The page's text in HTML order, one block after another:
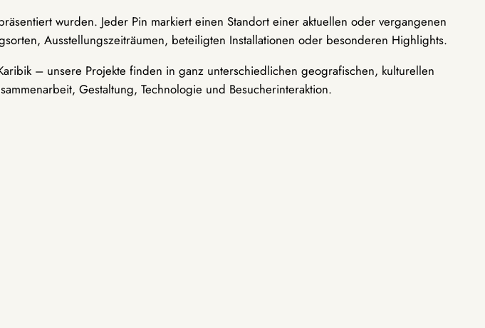
wurden. Jeder Pin markiert einen Standort einer aktuellen oder vergangenen
Ausstellungszeiträumen, beteiligten Installationen oder besonderen Highlights.
– unsere Projekte finden in ganz unterschiedlichen geografischen, kulturellen
Gestaltung, Technologie und Besucherinteraktion.